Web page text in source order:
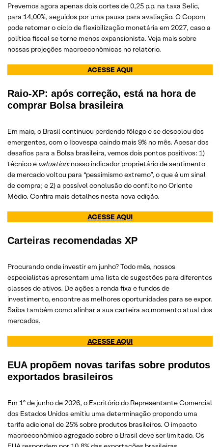
Prevemos agora apenas dois cortes de 0,25 p.p. na taxa Selic,
para 14,00%, seguidos por uma pausa para avaliação. O Copom
pode retomar o ciclo de flexibilização monetária em 2027, caso a
política fiscal se torne menos expansionista. Veja mais sobre
nossas projeções macroeconômicas no relatório.
ACESSE AQUI
Raio-XP: após correção, está na hora de
comprar Bolsa brasileira
Em maio, o Brasil continuou perdendo fôlego e se descolou dos
emergentes, com o Ibovespa caindo mais 9% no mês. Apesar dos
desafios para a Bolsa brasileira, vemos dois pontos positivos: 1)
técnico e valuation:nosso indicador proprietário de sentimento
de mercado voltou para “pessimismo extremo”, o que é um sinal
de compra; e 2) a possível conclusão do conflito no Oriente
Médio. Confira mais detalhes nesta nova edição.
ACESSE AQUI
Carteiras recomendadas XP
Procurando onde investir em junho? Todo mês, nossos
especialistas apresentam uma lista de sugestões para diferentes
classes de ativos. De ações a renda fixa e fundos de
investimento, encontre as melhores oportunidades para se expor.
Saiba também como alinhar a sua carteira ao momento atual dos
mercados.
ACESSE AQUI
EUA propõem novas tarifas sobre produtos
exportados brasileiros
Em 1º de junho de 2026, o Escritório do Representante Comercial
dos Estados Unidos emitiu uma determinação propondo uma
tarifa adicional de 25% sobre produtos brasileiros. O impacto
macroeconômico agregado sobre o Brasil deve ser limitado. Os